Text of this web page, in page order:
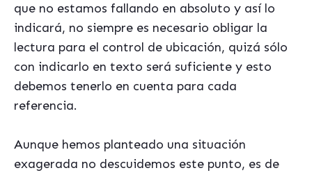
que no estamos fallando en absoluto y así lo
indicará, no siempre es necesario obligar la
lectura para el control de ubicación, quizá sólo
con indicarlo en texto será suficiente y esto
debemos tenerlo en cuenta para cada
referencia.
Aunque hemos planteado una situación
exagerada no descuidemos este punto, es de